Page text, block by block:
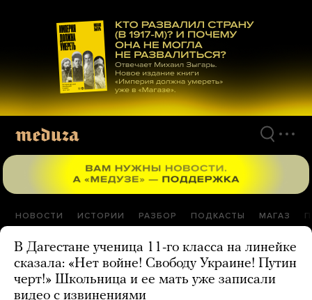
материалам
НОВОСТИ ИСТОРИИ РАЗБОР ПОДКАСТЫ МАГАЗ
В Дагестане ученица 11-го класса на линейке
сказала: «Нет войне! Свободу Украине! Путин
черт!» Школьница и ее мать уже записали
видео с извинениями